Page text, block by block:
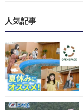
人気記事